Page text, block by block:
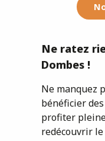
Ne ratez
Dombes !
Ne manquez
bénéficier
profiter
redécouvrir le